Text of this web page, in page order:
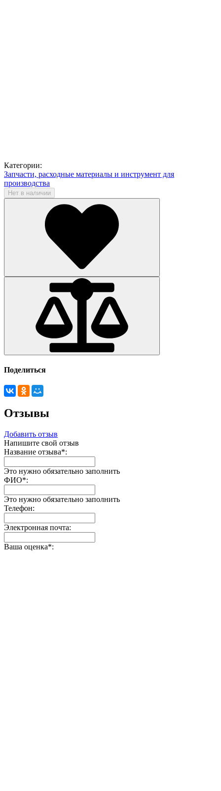
Категории:
Запчасти, расходные материалы и инструмент для
производства
Нет в наличии
Поделиться
Отзывы
Добавить отзыв
Напишите свой отзыв
Название отзыва*:
Это нужно обязательно заполнить
ФИО*:
Это нужно обязательно заполнить
Телефон:
Электронная почта:
Ваша оценка*: